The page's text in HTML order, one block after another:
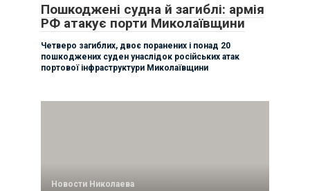
Пошкоджені судна й загиблі: армія
РФ атакує порти Миколаївщини
Четверо загиблих, двоє поранених і понад 20
пошкоджених суден унаслідок російських атак
портової інфраструктури Миколаївщини
Новости Николаева